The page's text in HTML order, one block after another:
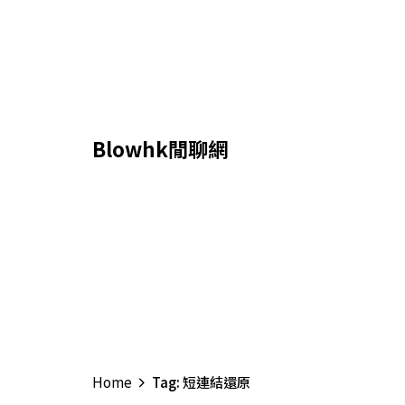
Blowhk閒聊網
Home Tag: 短連結還原